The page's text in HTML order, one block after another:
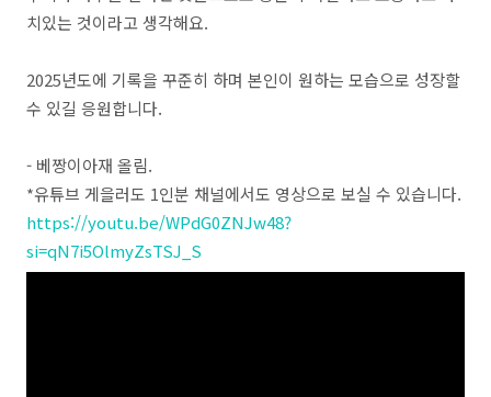
치있는 것이라고 생각해요.
2025년도에 기록을 꾸준히 하며 본인이 원하는 모습으로 성장할
수 있길 응원합니다.
- 베짱이아재 올림.
*유튜브 게을러도 1인분 채널에서도 영상으로 보실 수 있습니다.
https://youtu.be/WPdG0ZNJw48?
si=qN7i5OlmyZsTSJ_S